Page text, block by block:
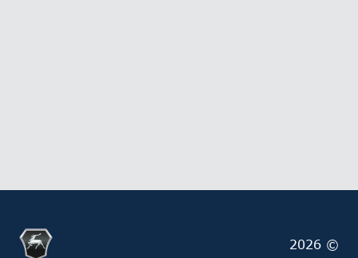
2026 ©